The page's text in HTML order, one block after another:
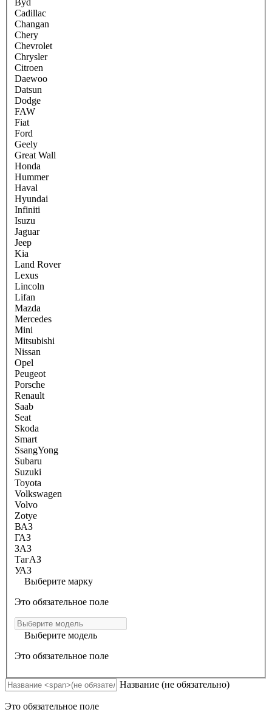
Cadillac
Changan
Chery
Chevrolet
Chrysler
Citroen
Daewoo
Datsun
Dodge
FAW
Fiat
Ford
Geely
Great Wall
Honda
Hummer
Haval
Hyundai
Infiniti
Isuzu
Jaguar
Jeep
Kia
Land Rover
Lexus
Lincoln
Lifan
Mazda
Mercedes
Mini
Mitsubishi
Nissan
Opel
Peugeot
Porsche
Renault
Saab
Seat
Skoda
Smart
SsangYong
Subaru
Suzuki
Toyota
Volkswagen
Volvo
Zotye
ВАЗ
ГАЗ
ЗАЗ
ТагАЗ
УАЗ
Выберите марку
Это обязательное поле
Выберите модель
Это обязательное поле
Название (не обязательно)
Это обязательное поле